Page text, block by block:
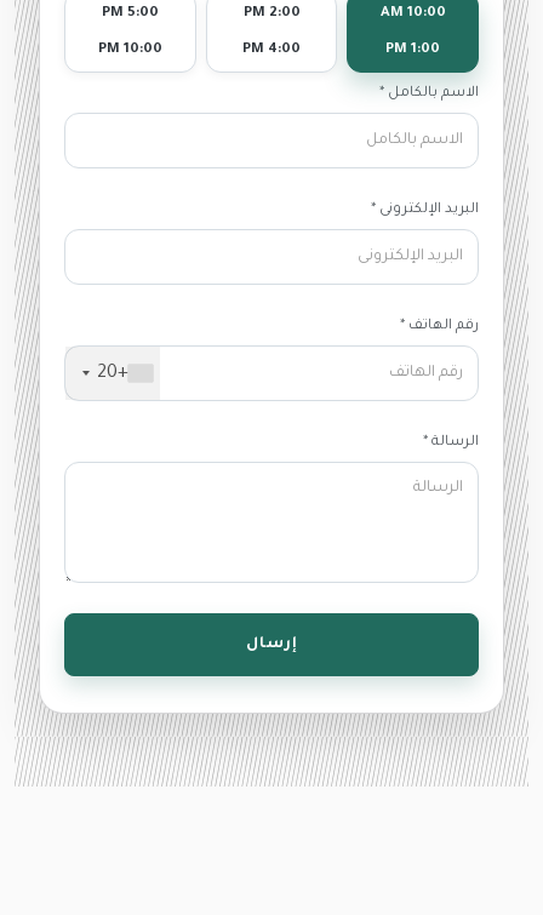
10:00 AM
1:00 PM
2:00 PM
4:00 PM
5:00 PM
10:00 PM
الاسم بالكامل *
البريد الإلكترونى *
رقم الهاتف *
+20
الرسالة *
إرسال